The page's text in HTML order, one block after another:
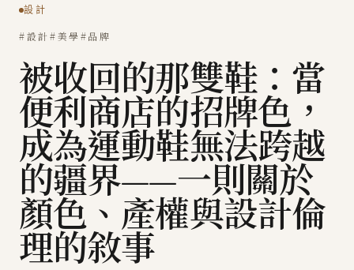
設計
#設計#美學#品牌
被收回的那雙鞋：當
便利商店的招牌色，
成為運動鞋無法跨越
的疆界——一則關於
顏色、產權與設計倫
理的敘事